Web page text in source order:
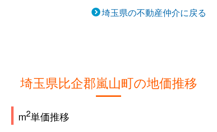
埼玉県の不動産仲介に戻る
埼玉県比企郡嵐山町の地価推移
m2単価推移